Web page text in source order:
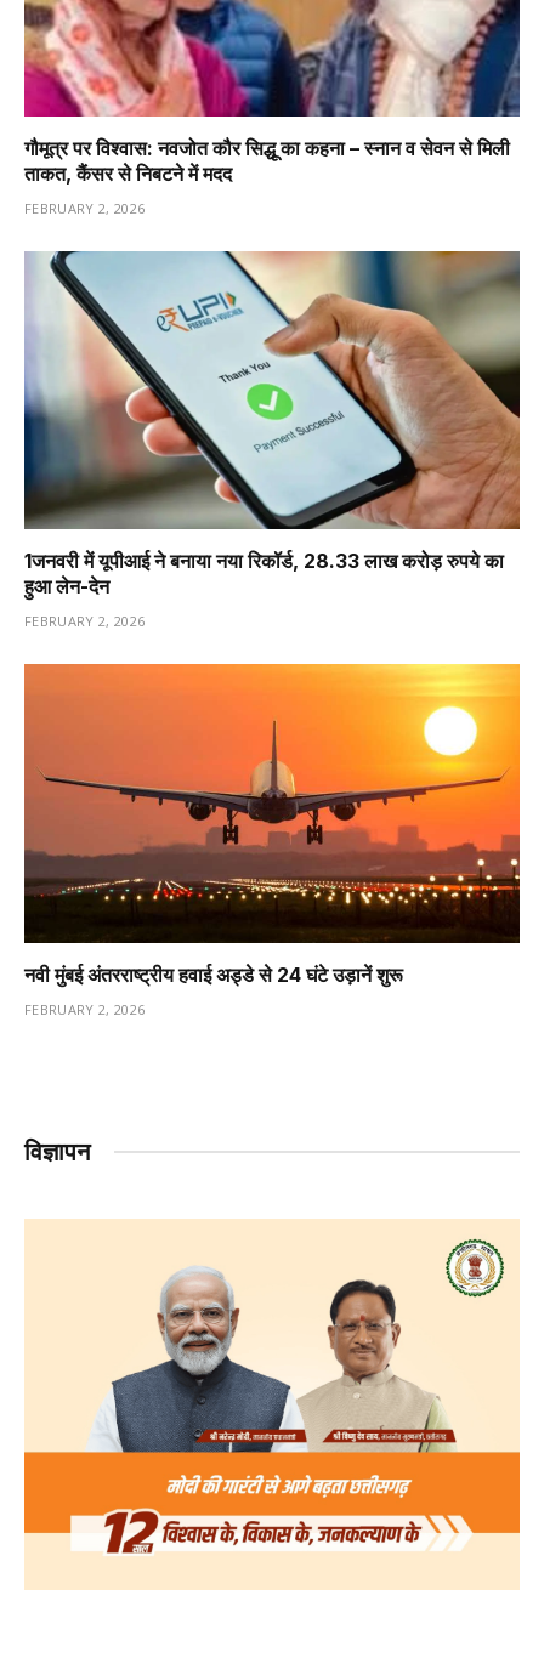
गौमूत्र पर विश्वास: नवजोत कौर सिद्धू का कहना – स्नान व सेवन से मिली
ताकत, कैंसर से निबटने में मदद
FEBRUARY 2, 2026
1️जनवरी में यूपीआई ने बनाया नया रिकॉर्ड, 28.33 लाख करोड़ रुपये का
हुआ लेन-देन
FEBRUARY 2, 2026
नवी मुंबई अंतरराष्ट्रीय हवाई अड्डे से 24 घंटे उड़ानें शुरू
FEBRUARY 2, 2026
विज्ञापन